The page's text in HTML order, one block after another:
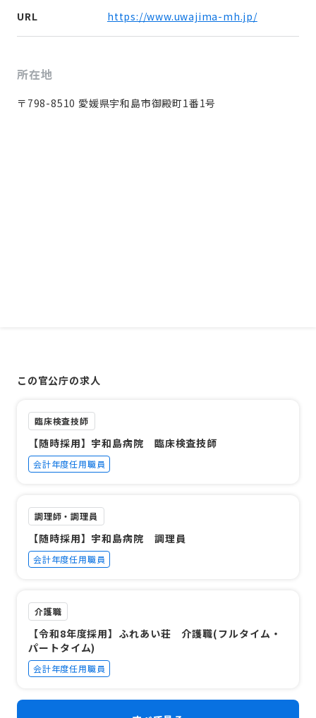
URL https://www.uwajima-mh.jp/
所在地
〒798-8510 愛媛県宇和島市御殿町1番1号
この官公庁の求人
臨床検査技師
【随時採用】宇和島病院 臨床検査技師
会計年度任用職員
調理師・調理員
【随時採用】宇和島病院 調理員
会計年度任用職員
介護職
【令和8年度採用】ふれあい荘 介護職(フルタイム・
パートタイム)
会計年度任用職員